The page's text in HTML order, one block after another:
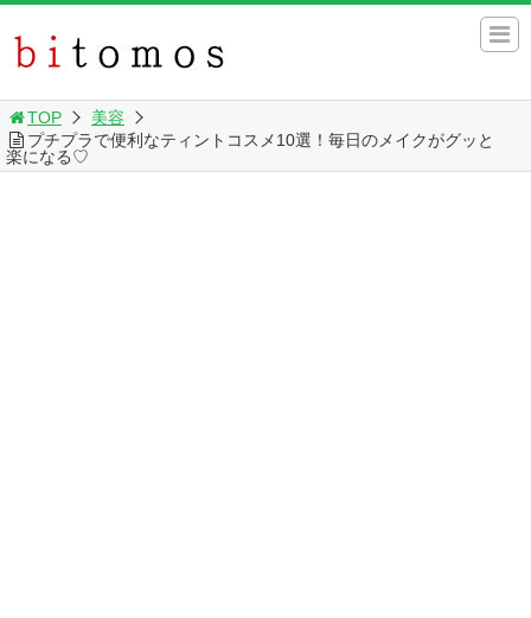
TOP
美容
プチプラで便利なティントコスメ10選！毎日のメイクがグッと
楽になる♡